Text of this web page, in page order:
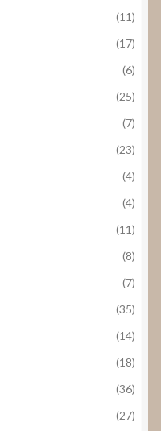
(11)
(17)
(6)
(25)
(7)
(23)
(4)
(4)
(11)
(8)
(7)
(35)
(14)
(18)
(36)
(27)